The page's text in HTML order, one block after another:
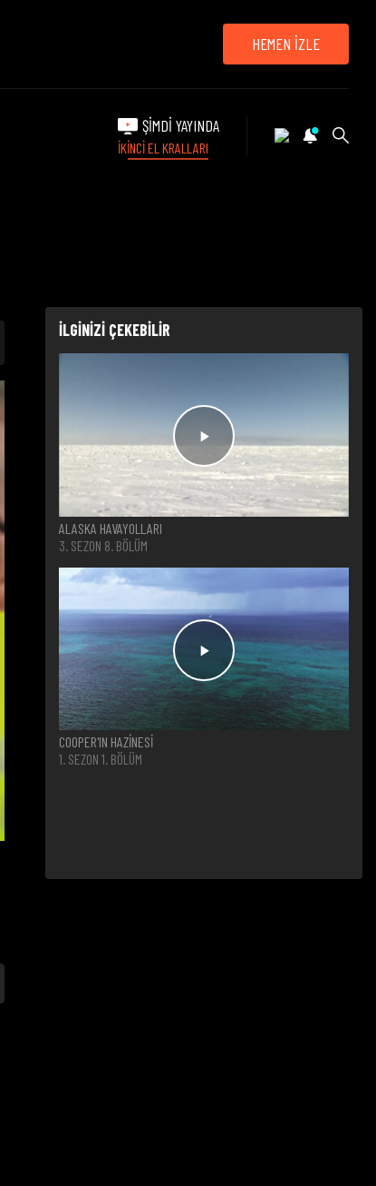
HEMEN İZLE
ŞİMDİ YAYINDA
İKİNCİ EL KRALLARI
İLGİNİZİ ÇEKEBİLİR
ALASKA HAVAYOLLARI
3. SEZON 8. BÖLÜM
COOPER'IN HAZİNESİ
1. SEZON 1. BÖLÜM